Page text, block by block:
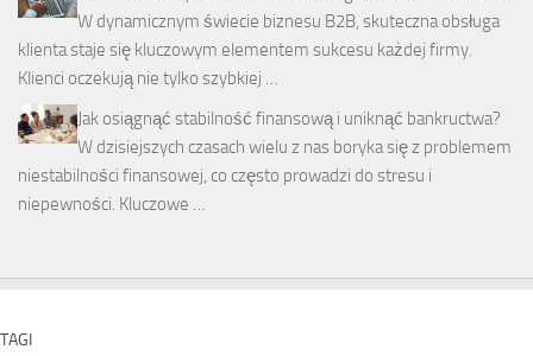
W dynamicznym świecie biznesu B2B, skuteczna obsługa
klienta staje się kluczowym elementem sukcesu każdej firmy.
Klienci oczekują nie tylko szybkiej …
Jak osiągnąć stabilność finansową i uniknąć bankructwa?
W dzisiejszych czasach wielu z nas boryka się z problemem
niestabilności finansowej, co często prowadzi do stresu i
niepewności. Kluczowe …
TAGI